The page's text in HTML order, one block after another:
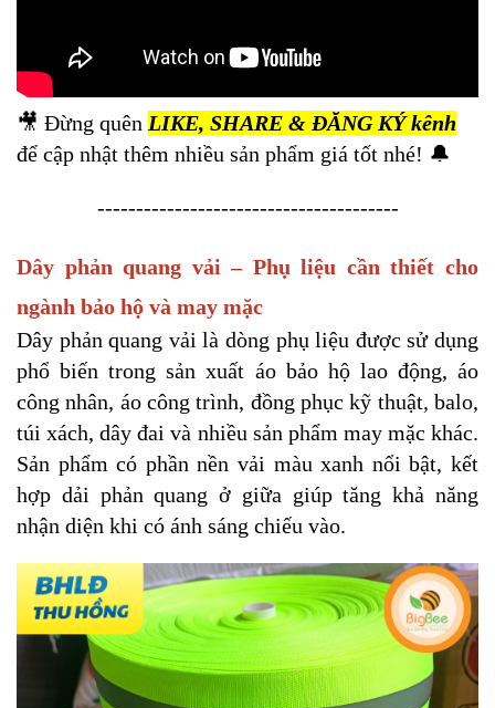
🎥 Đừng quên LIKE, SHARE & ĐĂNG KÝ kênh
để cập nhật thêm nhiều sản phẩm giá tốt nhé! 🔔
---------------------------------------
Dây phản quang vải – Phụ liệu cần thiết cho
ngành bảo hộ và may mặc
Dây phản quang vải là dòng phụ liệu được sử dụng
phổ biến trong sản xuất áo bảo hộ lao động, áo
công nhân, áo công trình, đồng phục kỹ thuật, balo,
túi xách, dây đai và nhiều sản phẩm may mặc khác.
Sản phẩm có phần nền vải màu xanh nổi bật, kết
hợp dải phản quang ở giữa giúp tăng khả năng
nhận diện khi có ánh sáng chiếu vào.